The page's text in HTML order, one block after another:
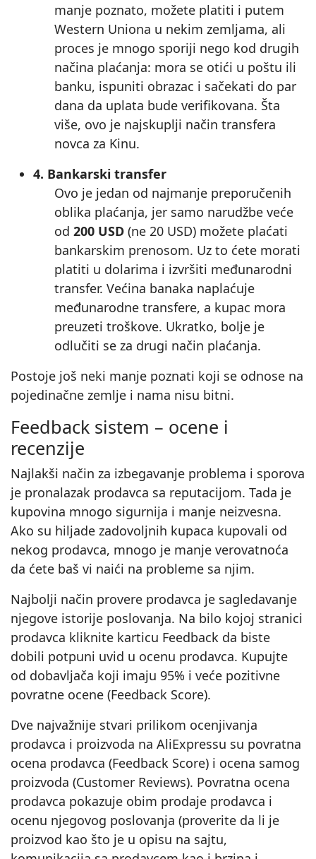
manje poznato, možete platiti i putem
Western Uniona u nekim zemljama, ali
proces je mnogo sporiji nego kod drugih
načina plaćanja: mora se otići u poštu ili
banku, ispuniti obrazac i sačekati do par
dana da uplata bude verifikovana. Šta
više, ovo je najskuplji način transfera
novca za Kinu.
4. Bankarski transfer
Ovo je jedan od najmanje preporučenih
oblika plaćanja, jer samo narudžbe veće
od 200 USD (ne 20 USD) možete plaćati
bankarskim prenosom. Uz to ćete morati
platiti u dolarima i izvršiti međunarodni
transfer. Većina banaka naplaćuje
međunarodne transfere, a kupac mora
preuzeti troškove. Ukratko, bolje je
odlučiti se za drugi način plaćanja.
Postoje još neki manje poznati koji se odnose na
pojedinačne zemlje i nama nisu bitni.
Feedback sistem – ocene i
recenzije
Najlakši način za izbegavanje problema i sporova
je pronalazak prodavca sa reputacijom. Tada je
kupovina mnogo sigurnija i manje neizvesna.
Ako su hiljade zadovoljnih kupaca kupovali od
nekog prodavca, mnogo je manje verovatnoća
da ćete baš vi naići na probleme sa njim.
Najbolji način provere prodavca je sagledavanje
njegove istorije poslovanja. Na bilo kojoj stranici
prodavca kliknite karticu Feedback da biste
dobili potpuni uvid u ocenu prodavca. Kupujte
od dobavljača koji imaju 95% i veće pozitivne
povratne ocene (Feedback Score).
Dve najvažnije stvari prilikom ocenjivanja
prodavca i proizvoda na AliExpressu su povratna
ocena prodavca (Feedback Score) i ocena samog
proizvoda (Customer Reviews). Povratna ocena
prodavca pokazuje obim prodaje prodavca i
ocenu njegovog poslovanja (proverite da li je
proizvod kao što je u opisu na sajtu,